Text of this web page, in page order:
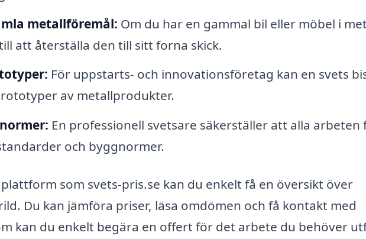
metallföremål: Om du har en gammal bil eller möbel i
att återställa den till sitt forna skick.
För uppstarts- och innovationsföretag kan en svets
av metallprodukter.
En professionell svetsare säkerställer att alla arbeten
och byggnormer.
som svets-pris.se kan du enkelt få en översikt över
Du kan jämföra priser, läsa omdömen och få kontakt med
kan du enkelt begära en offert för det arbete du behöver